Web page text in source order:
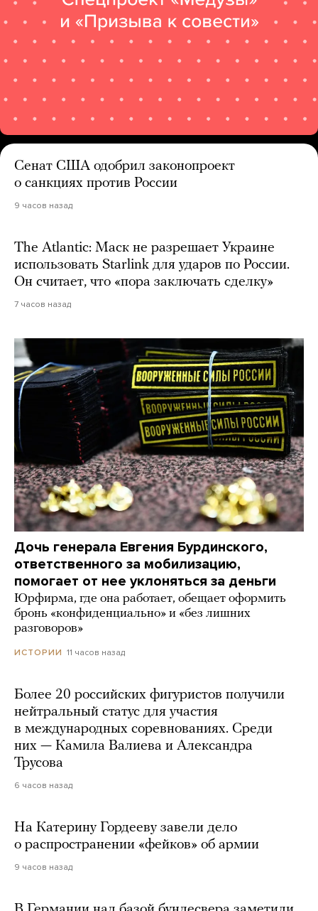
Сенат США одобрил законопроект
о санкциях против России
9 часов назад
The Atlantic: Маск не разрешает Украине
использовать Starlink для ударов по России.
Он считает, что «пора заключать сделку»
7 часов назад
Дочь генерала Евгения Бурдинского,
ответственного за мобилизацию,
помогает от нее уклоняться за деньги
Юрфирма, где она работает, обещает оформить
бронь «конфиденциально» и «без лишних
разговоров»
ИСТОРИИ 11 часов назад
Более 20 российских фигуристов получили
нейтральный статус для участия
в международных соревнованиях. Среди
них — Камила Валиева и Александра
Трусова
6 часов назад
На Катерину Гордееву завели дело
о распространении «фейков» об армии
9 часов назад